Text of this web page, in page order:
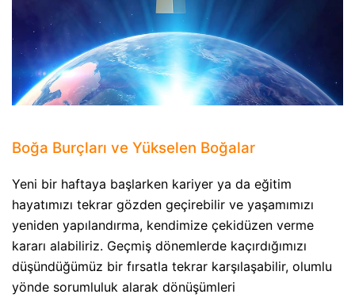
Boğa Burçları ve Yükselen Boğalar
Yeni bir haftaya başlarken kariyer ya da eğitim
hayatımızı tekrar gözden geçirebilir ve yaşamımızı
yeniden yapılandırma, kendimize çekidüzen verme
kararı alabiliriz. Geçmiş dönemlerde kaçırdığımızı
düşündüğümüz bir fırsatla tekrar karşılaşabilir, olumlu
yönde sorumluluk alarak dönüşümleri